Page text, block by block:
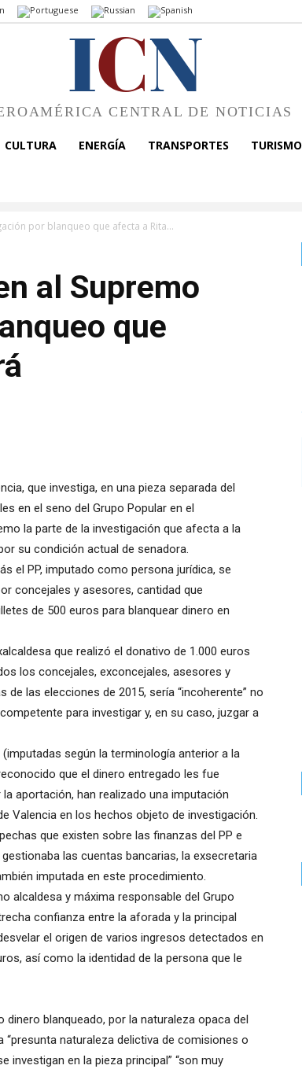
ICN
CENTRAL DE NOTICIAS
CULTURA ENERGÍA TRANSPORTES TURISMO
por blanqueo que afecta a Rita...
al Supremo
que
que investiga, en una pieza separada del
en el seno del Grupo Popular en el
la parte de la investigación que afecta a la
su condición actual de senadora.
el PP, imputado como persona jurídica, se
concejales y asesores, cantidad que
de 500 euros para blanquear dinero en
que realizó el donativo de 1.000 euros
los concejales, exconcejales, asesores y
las elecciones de 2015, sería “incoherente” no
para investigar y, en su caso, juzgar a
según la terminología anterior a la
que el dinero entregado les fue
aportación, han realizado una imputación
Valencia en los hechos objeto de investigación.
que existen sobre las finanzas del PP e
las cuentas bancarias, la exsecretaria
imputada en este procedimiento.
alcaldesa y máxima responsable del Grupo
confianza entre la aforada y la principal
el origen de varios ingresos detectados en
así como la identidad de la persona que le
blanqueado, por la naturaleza opaca del
naturaleza delictiva de comisiones o
investigan en la pieza principal” “son muy